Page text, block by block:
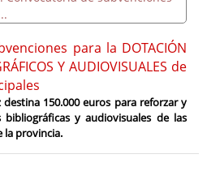
para la DOTACIÓN
Y AUDIOVISUALES de
150.000 euros para reforzar y
bibliográficas y audiovisuales de las
la provincia.